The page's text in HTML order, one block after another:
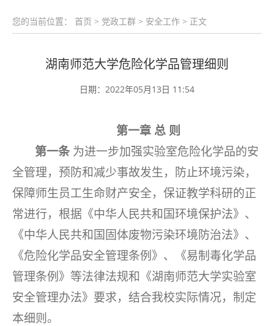
您的当前位置： 首页 > 党政工群 > 安全工作 > 正文
湖南师范大学危险化学品管理细则
日期：2022年05月13日 11:54
第一章 总 则
第一条 为进一步加强实验室危险化学品的安
全管理，预防和减少事故发生，防止环境污染，
保障师生员工生命财产安全，保证教学科研的正
常进行，根据《中华人民共和国环境保护法》、
《中华人民共和国固体废物污染环境防治法》、
《危险化学品安全管理条例》、《易制毒化学品
管理条例》等法律法规和《湖南师范大学实验室
安全管理办法》要求，结合我校实际情况，制定
本细则。